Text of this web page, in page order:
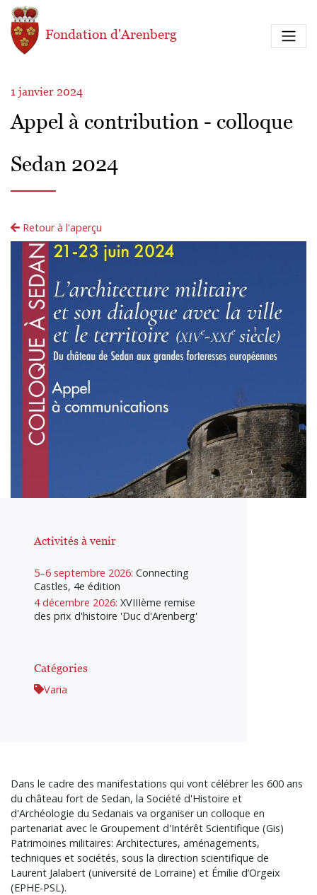
Aller au contenu principal
Fondation d'Arenberg
1 janvier 2024
Appel à contribution - colloque
Sedan 2024
Retour à l'aperçu
Activités à venir
5–6 septembre 2026: Connecting
Castles, 4e édition
4 décembre 2026: XVIIIème remise
des prix d'histoire 'Duc d'Arenberg'
Catégories
Varia
Dans le cadre des manifestations qui vont célébrer les 600 ans
du château fort de Sedan, la Société d'Histoire et
d'Archéologie du Sedanais va organiser un colloque en
partenariat avec le Groupement d'Intérêt Scientifique (Gis)
Patrimoines militaires: Architectures, aménagements,
techniques et sociétés, sous la direction scientifique de
Laurent Jalabert (université de Lorraine) et Émilie d’Orgeix
(EPHE-PSL).